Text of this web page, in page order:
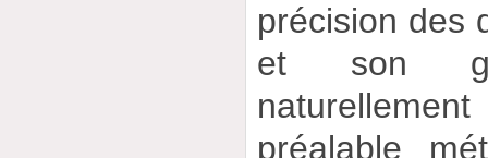
précision des
et son
préalable